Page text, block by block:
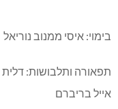
בימוי: איסי ממנוב
תפאורה ותלבושות:
אייל בריברם